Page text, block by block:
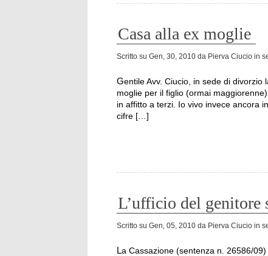
Casa alla ex moglie
Scritto su Gen, 30, 2010 da Pierva Ciucio in
Gentile Avv. Ciucio, in sede di divorzio la mia casa (ex coniugale) è stata assegnata alla mia ex
moglie per il figlio (ormai
in affitto a terzi. Io vivo invece ancora
cifre […]
L’ufficio del genitore
Scritto su Gen, 05, 2010 da Pierva Ciucio in
La Cassazione (sentenza n. 26586/09) ha respinto il ricorso di un imprenditore lombardo in crisi